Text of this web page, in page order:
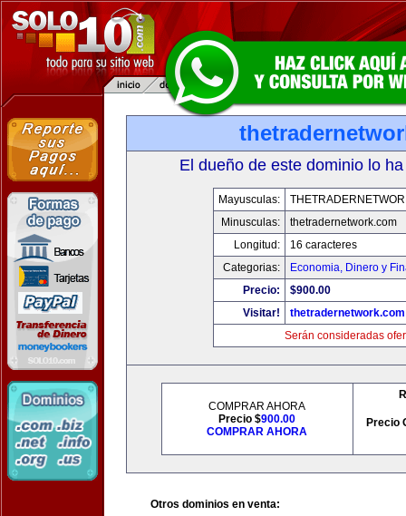
El dueño de este dominio lo
Mayusculas:
Minusculas:
thetradernetwork.com
Longitud:
16 caracteres
Categorias:
Economia, Dinero y
Precio:
$900.00
Visitar!
thetradernetwork.com
Serán consideradas
COMPRAR AHORA
Precio $900.00
COMPRAR AHORA
Precio
Otros dominios en venta: